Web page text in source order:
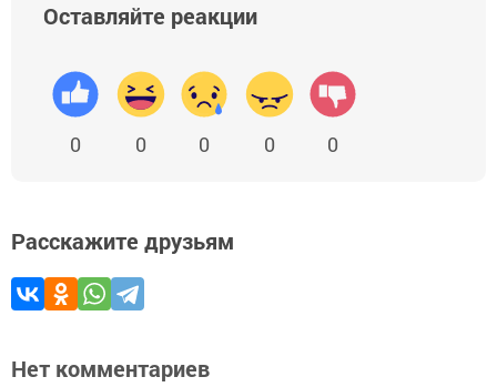
Оставляйте реакции
0 0 0 0 0
Расскажите друзьям
Нет комментариев